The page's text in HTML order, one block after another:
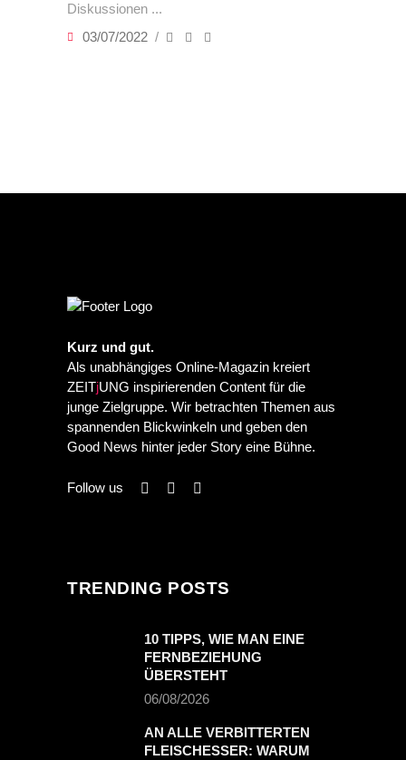
Diskussionen
03/07/2022
Kurz und gut.
Als unabhängiges Online-Magazin kreiert
ZEITjUNG inspirierenden Content für die
junge Zielgruppe. Wir betrachten Themen aus
spannenden Blickwinkeln und geben den
Good News hinter jeder Story eine Bühne.
Follow us
TRENDING POSTS
10 TIPPS, WIE MAN EINE
FERNBEZIEHUNG
ÜBERSTEHT
06/08/2026
AN ALLE VERBITTERTEN
FLEISCHESSER: WARUM